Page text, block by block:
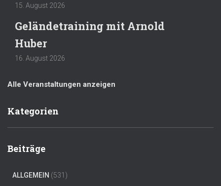
15. August 2026
Geländetraining mit Arnold
Huber
16. August 2026
Alle Veranstaltungen anzeigen
Kategorien
Beiträge
ALLGEMEIN (531)